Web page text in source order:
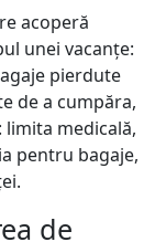
acoperă
unei vacanțe:
pierdute
de a cumpăra,
medicală,
pentru bagaje,
de